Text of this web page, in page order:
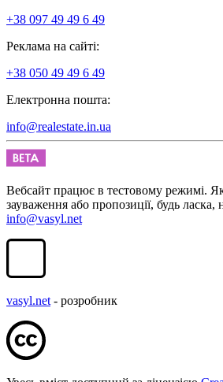
+38 097 49 49 6 49
Реклама на сайті:
+38 050 49 49 6 49
Електронна пошта:
info@realestate.in.ua
Вебсайт працює в тестовому режимі.
зауваження або пропозиції, будь ласка,
info@vasyl.net
vasyl.net - розробник